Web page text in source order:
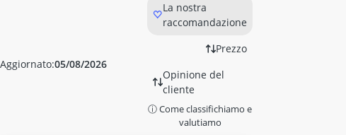
acrilico artistico
Adattatore per piano cottura a induzione
addolcitore d'acqua AQMOS
adesivo per finestre
adesivo per mobili
adesivo per piastrelle
adesivo per vetri
Aggiornato:05/08/2026
La nostra
raccomandazione
Prezzo
Opinione del
cliente
ⓘ Come classifichiamo e
valutiamo